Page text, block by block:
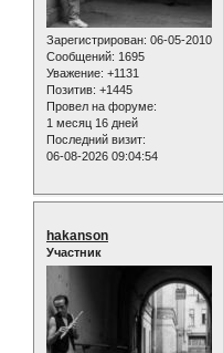
Зарегистрирован: 06-05-2010
Сообщений: 1695
Уважение: +1131
Позитив: +1445
Провел на форуме:
1 месяц 16 дней
Последний визит:
06-08-2026 09:04:54
hakanson
Участник